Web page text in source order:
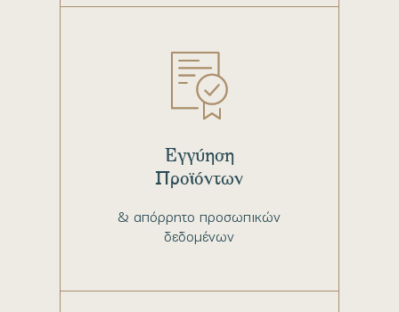
& απόρρητο προσωπικών
δεδομένων
Εγγύηση
Προϊόντων